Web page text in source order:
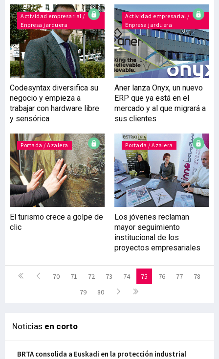
profesionales a día de hoy
(que se espera sea
Actividad empresarial /
Enpresa jarduera
Codesyntax diversifica su
negocio y empieza a
trabajar con hardware libre
y sensórica
Actividad empresarial /
Enpresa jarduera
Aner lanza Onyx, un nuevo
ERP que ya está en el
mercado y al que migrará a
sus clientes
Portada / Azalera
El turismo crece a golpe de
clic
Portada / Azalera
Los jóvenes reclaman
mayor seguimiento
institucional de los
proyectos empresariales
70 71 72 73 74 75 76 77
78
79
80
Noticias en corto
BRTA consolida a Euskadi en la protección industrial